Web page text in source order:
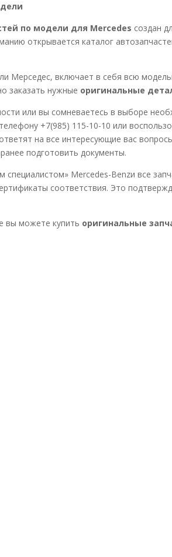
по модели для Mercedes создан
открывается каталог
Мерседес, включает в себя всю
заказать нужные оригинальные
или вы сомневаетесь в выборе
+7(985) 115-10-10 или
на все интересующие вас
подготовить документы.
Mercedes-Benzи все
соответствия. Это
вы можете купить оригинальные